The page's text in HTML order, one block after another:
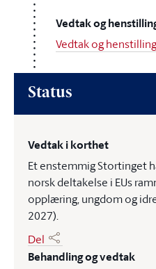
Vedtak og
Vedtak og
Status
Vedtak i korthet
Et enstemmig Stortinget
norsk deltakelse i EUs
opplæring, ungdom og
2027).
Del
Behandling og vedtak